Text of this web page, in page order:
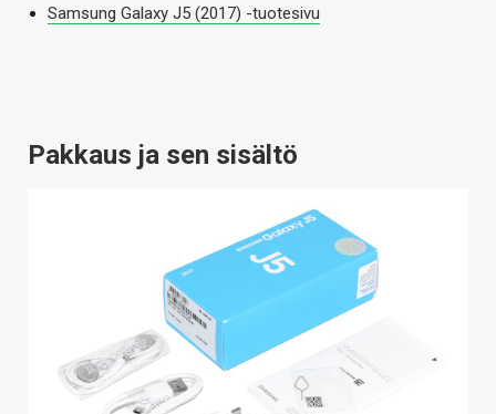
Samsung Galaxy J5 (2017) -tuotesivu
Pakkaus ja sen sisältö